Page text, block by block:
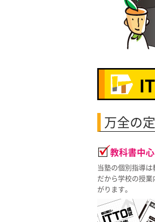
万全の
教科書中心
当塾の個別指導は
だから学校の授
がります。